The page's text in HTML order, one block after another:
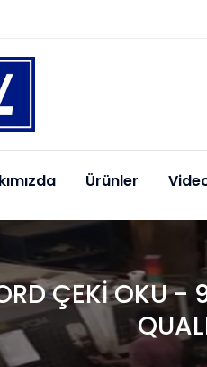
Ürünler
ÇEKİ OKU -